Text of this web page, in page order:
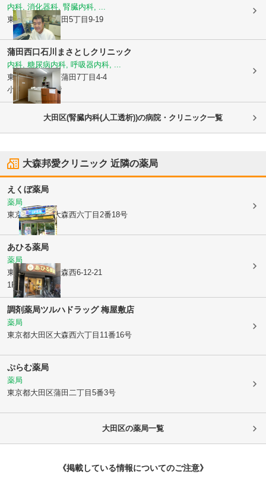
内科, 消化器科, 腎臓内科, ...
東京都大田区蒲田5丁目9-19
蒲田西口石川まさとしクリニック
内科, 糖尿病内科, 呼吸器内科, ...
東京都大田区西蒲田7丁目4-4
小山第2ビル1階
大田区(腎臓内科(人工透析))の病院・クリニック一覧
大森邦愛クリニック 近隣の薬局
えくぼ薬局
薬局
東京都大田区大森西六丁目2番18号
あひる薬局
薬局
東京都大田区大森西6-12-21
1F
調剤薬局ツルハドラッグ 梅屋敷店
薬局
東京都大田区大森西六丁目11番16号
ぷらむ薬局
薬局
東京都大田区蒲田二丁目5番3号
大田区の薬局一覧
《掲載している情報についてのご注意》